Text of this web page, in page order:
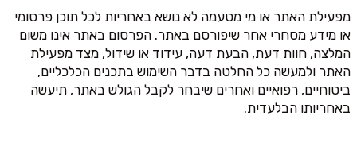
מפעילת האתר או מי מטעמה לא נושא באחריות לכל תוכן פרסומי
או מידע מסחרי אחר שיפורסם באתר. הפרסום באתר אינו משום
המלצה, חוות דעת, הבעת דעה, עידוד או שידול, מצד מפעילת
האתר ולמעשה כל החלטה בדבר השימוש בתכנים הכלכליים,
ביטוחיים, רפואיים ואחרים שיבחר לקבל הגולש באתר, תיעשה
באחריותו הבלעדית.